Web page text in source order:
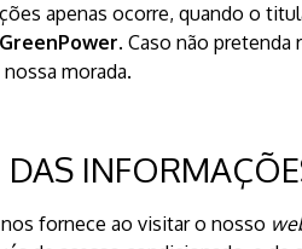
apenas ocorre, quando o
GreenPower. Caso não
morada.
fornece ao visitar o nosso